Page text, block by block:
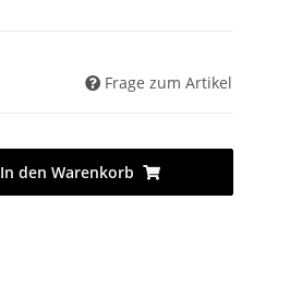
Frage zum Artikel
In den Warenkorb